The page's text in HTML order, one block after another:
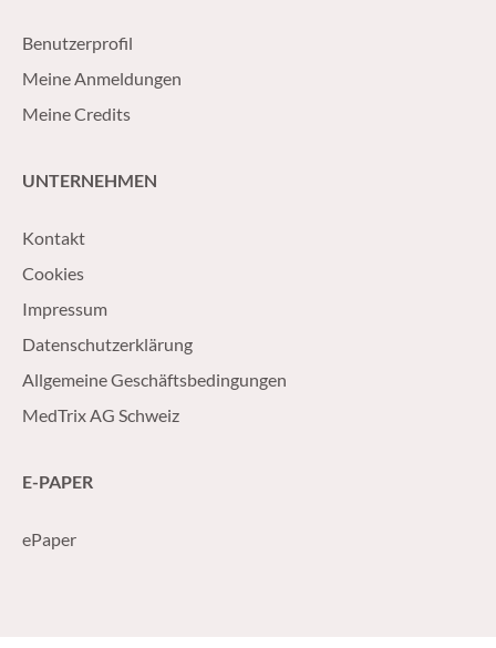
Benutzerprofil
Meine Anmeldungen
Meine Credits
UNTERNEHMEN
Kontakt
Cookies
Impressum
Datenschutzerklärung
Allgemeine Geschäftsbedingungen
MedTrix AG Schweiz
E-PAPER
ePaper